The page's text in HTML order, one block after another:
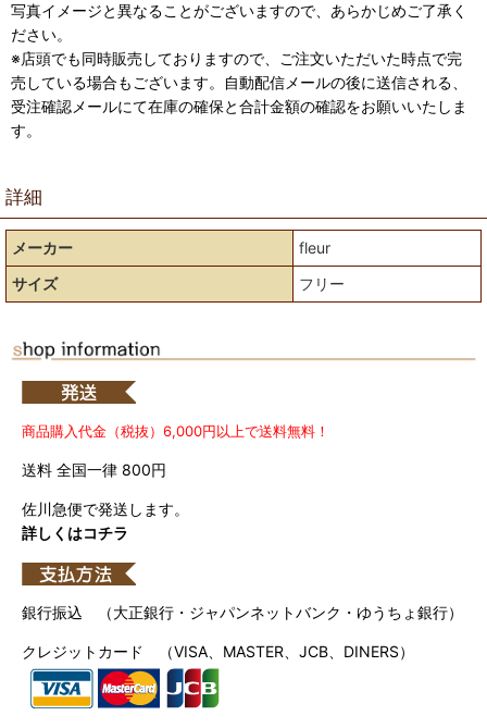
写真イメージと異なることがございますので、あらかじめご了承く
ださい。
※店頭でも同時販売しておりますので、ご注文いただいた時点で完
売している場合もございます。自動配信メールの後に送信される、
受注確認メールにて在庫の確保と合計金額の確認をお願いいたしま
す。
詳細
メーカー
fleur
サイズ
フリー
商品購入代金（税抜）6,000円以上で送料無料！
送料 全国一律 800円
佐川急便で発送します。
詳しくはコチラ
銀行振込 （大正銀行・ジャパンネットバンク・ゆうちょ銀行）
クレジットカード （VISA、MASTER、JCB、DINERS）